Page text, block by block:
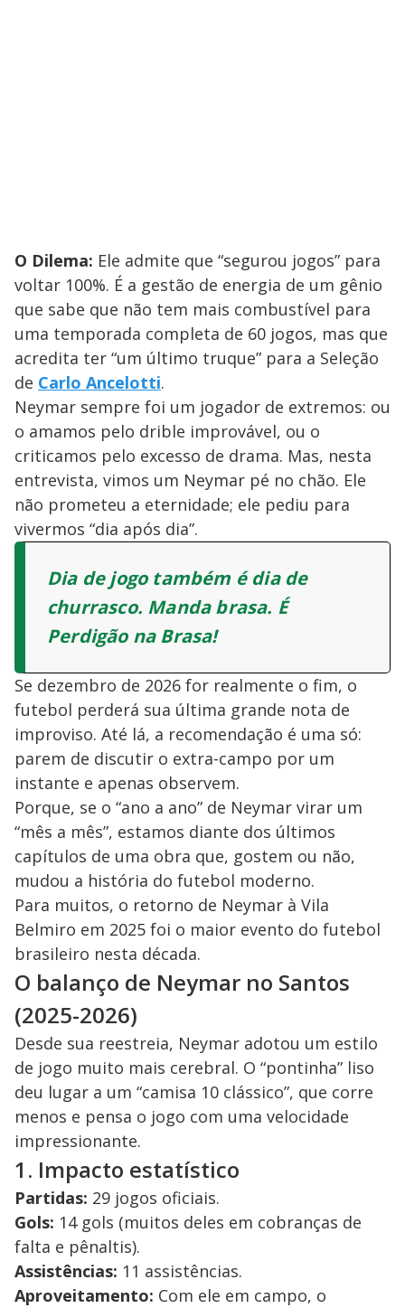
O Dilema: Ele admite que “segurou jogos” para
voltar 100%. É a gestão de energia de um gênio
que sabe que não tem mais combustível para
uma temporada completa de 60 jogos, mas que
acredita ter “um último truque” para a Seleção
de Carlo Ancelotti.
Neymar sempre foi um jogador de extremos: ou
o amamos pelo drible improvável, ou o
criticamos pelo excesso de drama. Mas, nesta
entrevista, vimos um Neymar pé no chão. Ele
não prometeu a eternidade; ele pediu para
vivermos “dia após dia”.
Dia de jogo também é dia de
churrasco. Manda brasa. É
Perdigão na Brasa!
Se dezembro de 2026 for realmente o fim, o
futebol perderá sua última grande nota de
improviso. Até lá, a recomendação é uma só:
parem de discutir o extra-campo por um
instante e apenas observem.
Porque, se o “ano a ano” de Neymar virar um
“mês a mês”, estamos diante dos últimos
capítulos de uma obra que, gostem ou não,
mudou a história do futebol moderno.
Para muitos, o retorno de Neymar à Vila
Belmiro em 2025 foi o maior evento do futebol
brasileiro nesta década.
O balanço de Neymar no Santos
(2025-2026)
Desde sua reestreia, Neymar adotou um estilo
de jogo muito mais cerebral. O “pontinha” liso
deu lugar a um “camisa 10 clássico”, que corre
menos e pensa o jogo com uma velocidade
impressionante.
1. Impacto estatístico
Partidas: 29 jogos oficiais.
Gols: 14 gols (muitos deles em cobranças de
falta e pênaltis).
Assistências: 11 assistências.
Aproveitamento: Com ele em campo, o